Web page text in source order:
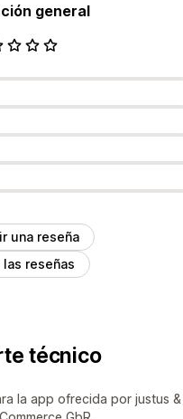
general
una reseña
las reseñas
técnico
la app ofrecida por justus &